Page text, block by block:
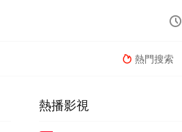

 熱門搜索
熱播影視